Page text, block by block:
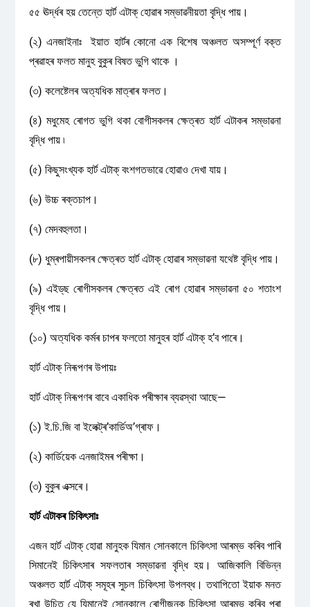
৫৫ ঊৰ্দ্ধৰ হয় তেন্তে হার্ট এটাক্ হোৱাৰ সম্ভাৱনীয়তা বৃদ্ধি পায়।
(২) এনজাইনাঃ ইয়াত হাৰ্টৰ কোনো এক বিশেষ অঞ্চলত অসম্পূর্ণ বক্ত
প্ৰৱাহৰ ফলত মানুহ বুকুৰ বিষত ভুগি থাকে ।
(৩) কলেষ্টেলৰ অত্যধিক মাত্ৰাৰ ফলত।
(৪) মধুমেহ ৰোগত ভুগি থকা বোগীসকলৰ ক্ষেত্ৰত হার্ট এটাকৰ সম্ভাৱনা
বৃদ্ধি পায় ৷
(৫) কিছুসংখ্যক হার্ট এটাক্ বংশগতভাৱে হোৱাও দেখা যায়।
(৬) উচ্চ ৰক্তচাপ।
(৭) মেদবহুলতা।
(৮) ধুম্ৰপায়ীসকলৰ ক্ষেত্ৰত হার্ট এটাক্ হোৱাৰ সম্ভাৱনা যথেষ্ট বৃদ্ধি পায়।
(৯) এইড্‌ছ ৰোগীসকলৰ ক্ষেত্ৰত এই ৰোগ হোৱাৰ সম্ভাৱনা ৫০ শতাংশ
বৃদ্ধি পায়।
(১০) অত্যধিক কৰ্মৰ চাপৰ ফলতো মানুহৰ হার্ট এটাক্ হ’ব পাৰে।
হার্ট এটাক্‌ নিৰূপণৰ উপায়ঃ
হার্ট এটাক্‌ নিৰূপণৰ বাবে একাধিক পৰীক্ষাৰ ব্যৱস্থা আছে—
(১) ই.চি.জি বা ইলেক্ট্ৰ’কার্ডিঅ’গ্ৰাফ।
(২) কাৰ্ডিয়েক এনজাইমৰ পৰীক্ষা।
(৩) বুকুৰ এক্সৰে।
হার্ট এটাকৰ চিকিৎসাঃ
এজন হার্ট এটাক্ হোৱা মানুহক যিমান সোনকালে চিকিৎসা আৰম্ভ কৰিব পাৰি
সিমানেই চিকিৎসাৰ সফলতাৰ সম্ভাৱনা বৃদ্ধি হয়। আজিকালি বিভিন্ন
অঞ্চলত হার্ট এটাক্ সমূহৰ সুচল চিকিৎসা উপলব্ধ। তথাপিতো ইয়াক মনত
ৰখা উচিত যে যিমানেই সোনকালে ৰোগীজনক চিকিৎসা আৰম্ভ কৰিব পৰা